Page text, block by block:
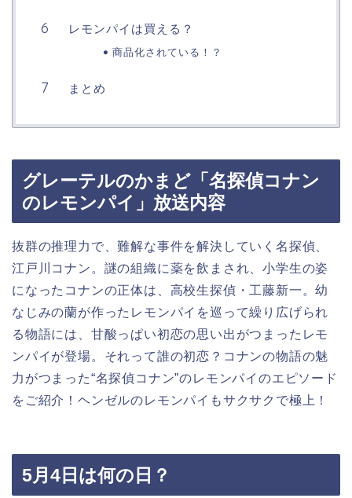
レモンパイは買える？
商品化されている！？
まとめ
グレーテルのかまど「名探偵コナン
のレモンパイ」放送内容
抜群の推理力で、難解な事件を解決していく名探偵、
江戸川コナン。謎の組織に薬を飲まされ、小学生の姿
になったコナンの正体は、高校生探偵・工藤新一。幼
なじみの蘭が作ったレモンパイを巡って繰り広げられ
る物語には、甘酸っぱい初恋の思い出がつまったレモ
ンパイが登場。それって誰の初恋？コナンの物語の魅
力がつまった“名探偵コナン”のレモンパイのエピソード
をご紹介！ヘンゼルのレモンパイもサクサクで極上！
5月4日は何の日？